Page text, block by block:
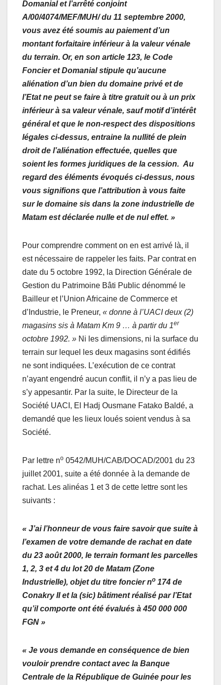
Domanial et l’arrêté conjoint
A/00/4074/MEF/MUH/ du 11 septembre 2000,
vous avez été soumis au paiement d’un
montant forfaitaire inférieur à la valeur vénale
du terrain. Or, en son article 123, le Code
Foncier et Domanial stipule qu’aucune
aliénation d’un bien du domaine privé et de
l’Etat ne peut se faire à titre gratuit ou à un prix
inférieur à sa valeur vénale, sauf motif d’intérêt
général et que le non-respect des dispositions
légales ci-dessus, entraine la nullité de plein
droit de l’aliénation effectuée, quelles que
soient les formes juridiques de la cession. Au
regard des éléments évoqués ci-dessus, nous
vous signifions que l’attribution à vous faite
sur le domaine sis dans la zone industrielle de
Matam est déclarée nulle et de nul effet. »
Pour comprendre comment on en est arrivé là, il
est nécessaire de rappeler les faits. Par contrat en
date du 5 octobre 1992, la Direction Générale de
Gestion du Patrimoine Bâti Public dénommé le
Bailleur et l’Union Africaine de Commerce et
d’Industrie, le Preneur, « donne à l’UACI deux (2)
magasins sis à Matam Km 9 … à partir du 1er
octobre 1992. » Ni les dimensions, ni la surface du
terrain sur lequel les deux magasins sont édifiés
ne sont indiquées. L’exécution de ce contrat
n’ayant engendré aucun conflit, il n’y a pas lieu de
s’y appesantir. Par la suite, le Directeur de la
Société UACI, El Hadj Ousmane Fatako Baldé, a
demandé que les lieux loués soient vendus à sa
Société.
Par lettre no 0542/MUH/CAB/DOCAD/2001 du 23
juillet 2001, suite a été donnée à la demande de
rachat. Les alinéas 1 et 3 de cette lettre sont les
suivants :
« J’ai l’honneur de vous faire savoir que suite à
l’examen de votre demande de rachat en date
du 23 août 2000, le terrain formant les parcelles
1, 2, 3 et 4 du lot 20 de Matam (Zone
Industrielle), objet du titre foncier no 174 de
Conakry II et la (sic) bâtiment réalisé par l’Etat
qu’il comporte ont été évalués à 450 000 000
FGN »
« Je vous demande en conséquence de bien
vouloir prendre contact avec la Banque
Centrale de la République de Guinée pour les